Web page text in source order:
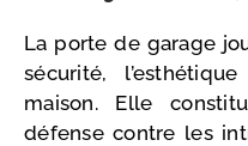
La porte de garage
sécurité,
maison. Elle
défense contre les